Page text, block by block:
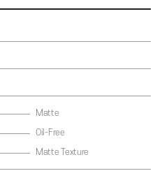
Matte
Oil-Free
Matte Texture